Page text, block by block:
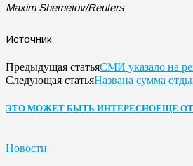
Maxim Shemetov/Reuters
Источник
Предыдущая статьяСМИ указало на
Следующая статьяНазвана сумма
ЭТО МОЖЕТ БЫТЬ ИНТЕРЕСНОЕЩЕ
Новости